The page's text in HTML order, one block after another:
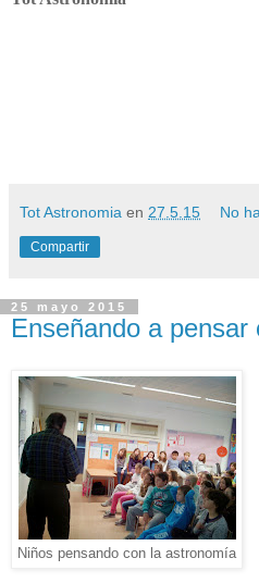
Tot Astronomia en 27.5.15 No
Compartir
25 mayo 2015
Enseñando a
Niños pensando con la astronomía